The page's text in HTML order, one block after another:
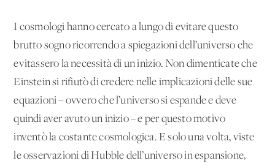
I cosmologi hanno cercato a lungo di evitare questo
brutto sogno ricorrendo a spiegazioni dell’universo che
evitassero la necessità di un inizio. Non dimenticate che
Einstein si rifiutò di credere nelle implicazioni delle sue
equazioni – ovvero che l’universo si espande e deve
quindi aver avuto un inizio – e per questo motivo
inventò la costante cosmologica. E solo una volta, viste
le osservazioni di Hubble dell’universo in espansione,